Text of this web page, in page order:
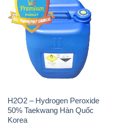
H2O2 – Hydrogen Peroxide
50% Taekwang Hàn Quốc
Korea